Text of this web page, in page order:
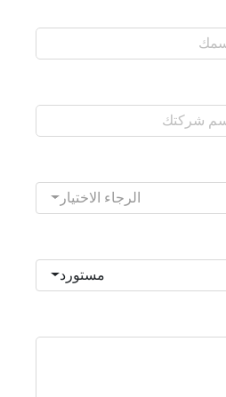
الرجاء الاختيار
مستورد